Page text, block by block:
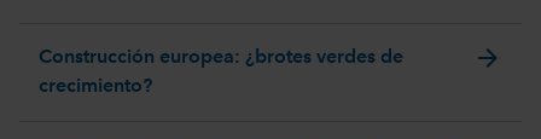
Construcción europea: ¿brotes verdes de
crecimiento?
arrow_forward